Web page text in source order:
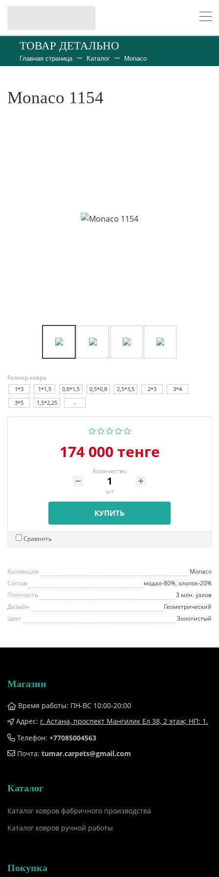
ТОВАР ДЕТАЛЬНО
Главная страница Каталог Monaco
Monaco 1154
Размер ковра
1*3 1*1,5 0,8*1,5 0,5*0,8 2,5*3,5 2*3
3*4
3*5
1,5*2,25 -
174 000 тенге
Количество
шт
КУПИТЬ
Сравнить
Коллекция
Monaco
Состав
модал-80%, хлопок-20%
Плотность
3 млн. узлов
Дизайн
Геометрический
Цвет
Золотистый
Магазин
Время работы: ПН-ВС 10:00-20:00
Адрес: г. Астана, проспект Мангилик Ел 38, ​2 этаж; НП: 1.
Телефон: +77085004563
Почта: tumar.carpets@gmail.com
Каталог
Каталог ковров фабричного производства
Каталог ковров ручной работы
Покупка